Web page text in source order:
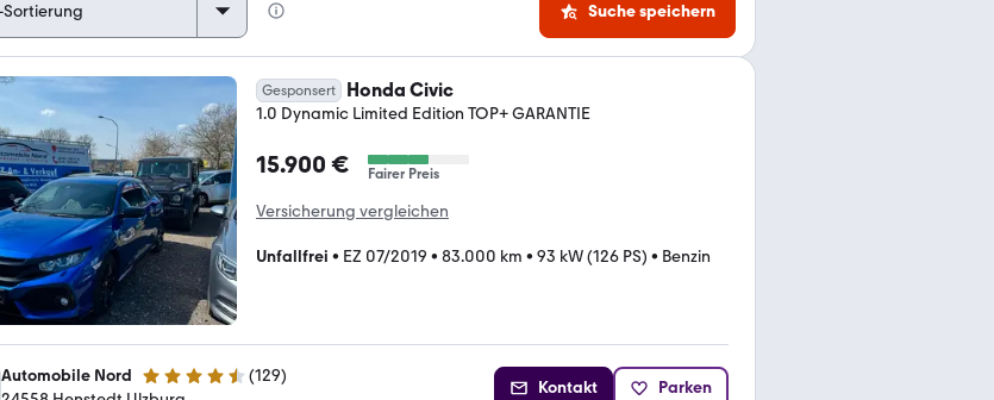
Suche speichern
Gesponsert Honda Civic
1.0 Dynamic Limited Edition TOP+ GARANTIE
15.900 € Fairer Preis
Versicherung vergleichen
Unfallfrei • EZ 07/2019 • 83.000 km • 93 kW (126 PS) • Benzin
Automobile Nord 4.6 Sterne (129)
Kontakt Parken